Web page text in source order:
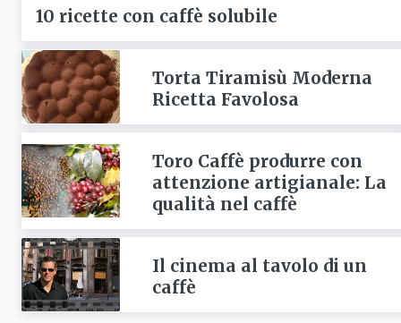
10 ricette con caffè solubile
Torta Tiramisù Moderna
Ricetta Favolosa
Toro Caffè produrre con
attenzione artigianale: La
qualità nel caffè
Il cinema al tavolo di un
caffè